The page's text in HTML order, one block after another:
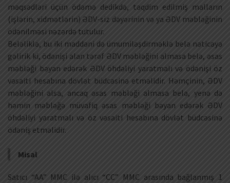
məqsədləri üçün ödəmə dedikdə, təqdim edilmiş malların
(işlərin, xidmətlərin) ƏDV-siz dəyərinin və ya ƏDV məbləğinin
ödənilməsi nəzərdə tutulur.
Beləliklə, bu iki maddəni də ümumiləşdirməklə belə nəticəyə
gəlirik ki, ödənişi alan tərəf ƏDV məbləğini almasa belə, əsas
məbləği bəyan edərək ƏDV öhdəliyi yaratmalı və ödənişi öz
vəsaiti hesabına dövlət büdcəsinə etməlidir. Həmçinin, ƏDV
məbləğini alsa, ancaq əsas məbləği almasa belə, yenə də
həmin məbləğə müvafiq əsas məbləği bəyan edərək ƏDV
öhdəliyi yaratmalı və öz vəsaiti hesabına dövlət büdcəsinə
ödəniş etməlidir.
Misal
Satıcı “AA” MMC ilə alıcı “CC” MMC arasında bağlanmış 1